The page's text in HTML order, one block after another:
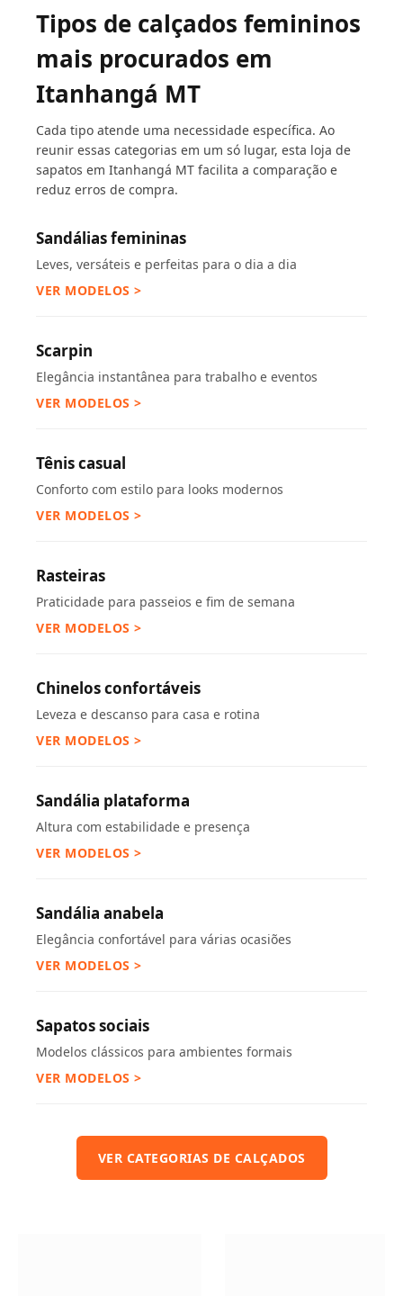
Tipos de calçados femininos
mais procurados em
Itanhangá MT
Cada tipo atende uma necessidade específica. Ao
reunir essas categorias em um só lugar, esta loja de
sapatos em Itanhangá MT facilita a comparação e
reduz erros de compra.
Sandálias femininas
Leves, versáteis e perfeitas para o dia a dia
VER MODELOS >
Scarpin
Elegância instantânea para trabalho e eventos
VER MODELOS >
Tênis casual
Conforto com estilo para looks modernos
VER MODELOS >
Rasteiras
Praticidade para passeios e fim de semana
VER MODELOS >
Chinelos confortáveis
Leveza e descanso para casa e rotina
VER MODELOS >
Sandália plataforma
Altura com estabilidade e presença
VER MODELOS >
Sandália anabela
Elegância confortável para várias ocasiões
VER MODELOS >
Sapatos sociais
Modelos clássicos para ambientes formais
VER MODELOS >
VER CATEGORIAS DE CALÇADOS